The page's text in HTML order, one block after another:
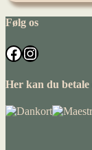
Følg os
Facebook
Instagram
Her kan du betale